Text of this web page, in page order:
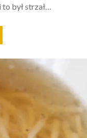
to był strzał…